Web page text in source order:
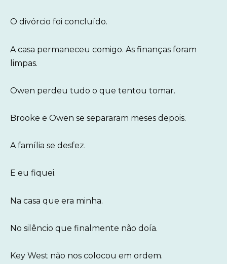
O divórcio foi concluído.
A casa permaneceu comigo. As finanças foram
limpas.
Owen perdeu tudo o que tentou tomar.
Brooke e Owen se separaram meses depois.
A família se desfez.
E eu fiquei.
Na casa que era minha.
No silêncio que finalmente não doía.
Key West não nos colocou em ordem.